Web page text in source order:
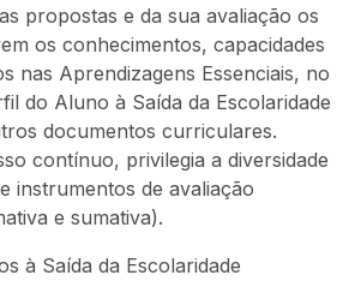
propostas e da sua avaliação os
os conhecimentos, capacidades
nas Aprendizagens Essenciais, no
do Aluno à Saída da Escolaridade
documentos curriculares.
contínuo, privilegia a diversidade
instrumentos de avaliação
e sumativa).
à Saída da Escolaridade